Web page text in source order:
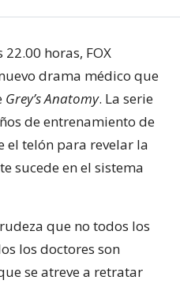
horas, FOX
drama médico que
Grey’s Anatomy. La serie
de entrenamiento de
el telón para revelar la
sucede en el sistema
que no todos los
los doctores son
se atreve a retratar